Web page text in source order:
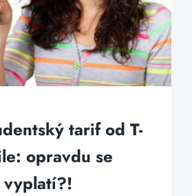
tarif od T-
opravdu se
vyplatí?!